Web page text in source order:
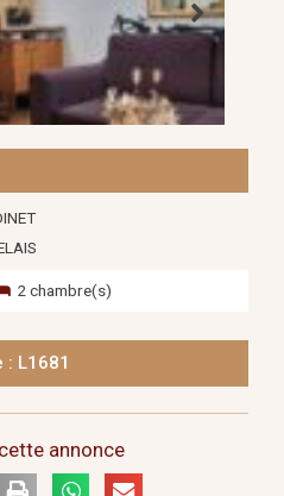
2 chambre(s)
L1681
annonce